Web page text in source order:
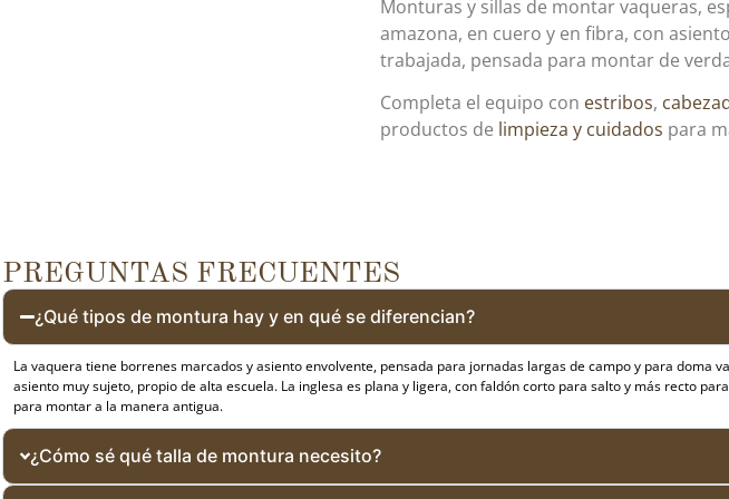
Monturas y sillas de montar vaqueras,
amazona, en cuero y en fibra, con
trabajada, pensada para montar de
Completa el equipo con estribos,
productos de limpieza y cuidados para
PREGUNTAS FRECUENTES
¿Qué tipos de montura hay y en qué se diferencian?
La vaquera tiene borrenes marcados y asiento envolvente, pensada para jornadas largas de campo y para
asiento muy sujeto, propio de alta escuela. La inglesa es plana y ligera, con faldón corto para salto y más recto
para montar a la manera antigua.
¿Cómo sé qué talla de montura necesito?